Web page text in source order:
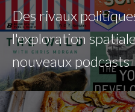
Des rivaux
l'exploration
nouveaux podcasts